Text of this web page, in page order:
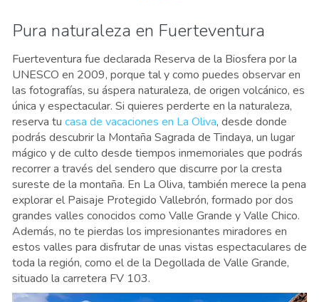
Pura naturaleza en Fuerteventura
Fuerteventura fue declarada Reserva de la Biosfera por la
UNESCO en 2009, porque tal y como puedes observar en
las fotografías, su áspera naturaleza, de origen volcánico, es
única y espectacular. Si quieres perderte en la naturaleza,
reserva tu casa de vacaciones en La Oliva, desde donde
podrás descubrir la Montaña Sagrada de Tindaya, un lugar
mágico y de culto desde tiempos inmemoriales que podrás
recorrer a través del sendero que discurre por la cresta
sureste de la montaña. En La Oliva, también merece la pena
explorar el Paisaje Protegido Vallebrón, formado por dos
grandes valles conocidos como Valle Grande y Valle Chico.
Además, no te pierdas los impresionantes miradores en
estos valles para disfrutar de unas vistas espectaculares de
toda la región, como el de la Degollada de Valle Grande,
situado la carretera FV 103.